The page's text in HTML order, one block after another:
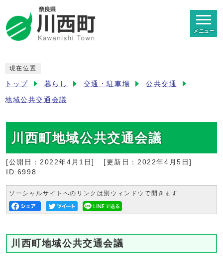
メニュー
現在位置
トップ 暮らし 交通・駐車場 公共交通
地域公共交通会議
川西町地域公共交通会議
[公開日： 2022年4月1日] [更新日： 2022年4月5日]
ID:6998
ソーシャルサイトへのリンクは別ウィンドウで開きます
川西町地域公共交通会議